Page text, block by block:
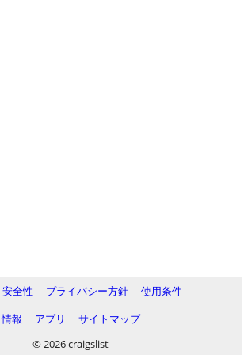
安全性 プライバシー方針
使用条件
情報
アプリ
サイトマップ
© 2026 craigslist